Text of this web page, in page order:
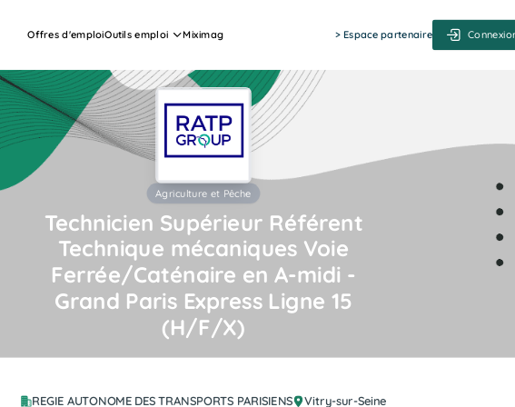
Offres d'emploiOutils emploi Miximag > Espace partenaire
Agriculture et Pêche
Technicien Supérieur Référent
Technique mécaniques Voie
Ferrée/Caténaire en A-midi -
Grand Paris Express Ligne 15
(H/F/X)
REGIE AUTONOME DES TRANSPORTS PARISIENS Vitry-sur-Seine
Job Actions